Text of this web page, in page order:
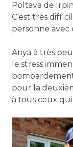
Poltava de
C’est très
personne avec
Anya à très
le stress
pour la
à tous ceux qui